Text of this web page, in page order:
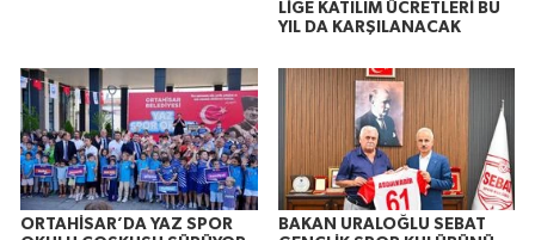
LİGE KATILIM ÜCRETLERİ BU
YIL DA KARŞILANACAK
ORTAHİSAR’DA YAZ SPOR
BAKAN URALOĞLU SEBAT